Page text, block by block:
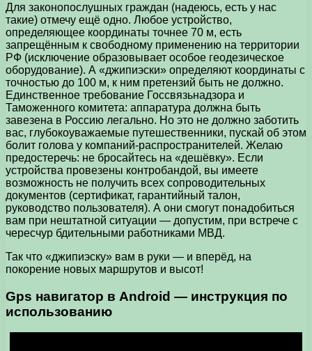
Для законопослушных граждан (надеюсь, есть у нас
такие) отмечу ещё одно. Любое устройство,
определяющее координаты точнее 70 м, есть
запрещённым к свободному применению на территории
РФ (исключение образовывает особое геодезическое
оборудование). А «джипиэски» определяют координаты с
точностью до 100 м, к ним претензий быть не должно.
Единственное требование Госсвязьнадзора и
Таможенного комитета: аппаратура должна быть
завезена в Россию легально. Но это не должно заботить
вас, глубокоуважаемые путешественники, пускай об этом
болит голова у компаний-распространителей. Желаю
предостеречь: не бросайтесь на «дешёвку». Если
устройства провезены контробандой, вы имеете
возможность не получить всех сопроводительных
документов (сертификат, гарантийный талон,
руководство пользователя). А они смогут понадобиться
вам при нештатной ситуации — допустим, при встрече с
чересчур бдительными работниками МВД.
Так что «джипиэску» вам в руки — и вперёд, на
покорение новых маршрутов и высот!
Gps навигатор в Android — инструкция по
использованию